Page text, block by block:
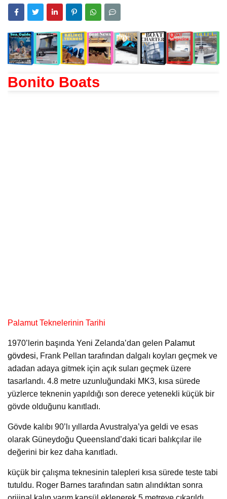
Bonito Boats
Palamut Teknelerinin Tarihi
1970’lerin başında Yeni Zelanda’dan gelen Palamut
gövdesi, Frank Pellan tarafından dalgalı koyları geçmek ve
adadan adaya gitmek için açık suları geçmek üzere
tasarlandı. 4.8 metre uzunluğundaki MK3, kısa sürede
yüzlerce teknenin yapıldığı son derece yetenekli küçük bir
gövde olduğunu kanıtladı.
Gövde kalıbı 90’lı yıllarda Avustralya’ya geldi ve esas
olarak Güneydoğu Queensland’daki ticari balıkçılar ile
değerini bir kez daha kanıtladı.
küçük bir çalışma teknesinin talepleri kısa sürede teste tabi
tutuldu. Roger Barnes tarafından satın alındıktan sonra